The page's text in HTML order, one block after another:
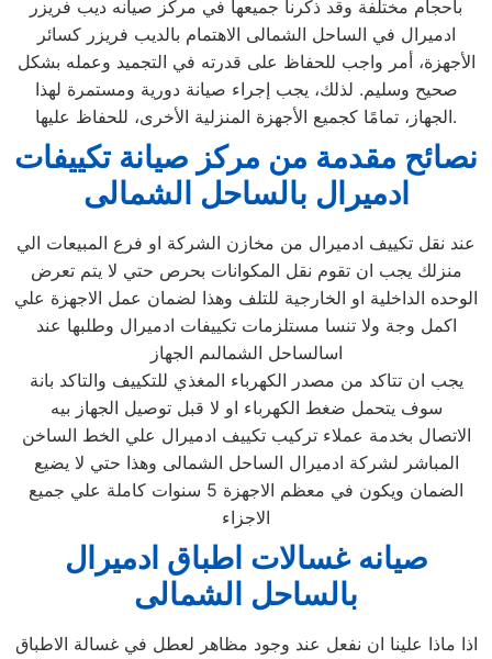
بأحجام مختلفة وقد ذكرنا جميعها في مركز صيانه ديب فريزر
ادميرال في الساحل الشمالى الاهتمام بالديب فريزر كسائر
الأجهزة، أمر واجب للحفاظ على قدرته في التجميد وعمله بشكل
صحيح وسليم. لذلك، يجب إجراء صيانة دورية ومستمرة لهذا
الجهاز، تمامًا كجميع الأجهزة المنزلية الأخرى، للحفاظ عليها.
نصائح مقدمة من مركز صيانة تكييفات
ادميرال بالساحل الشمالى
عند نقل تكييف ادميرال من مخازن الشركة او فرع المبيعات الي
منزلك يجب ان تقوم نقل المكوانات بحرص حتي لا يتم تعرض
الوحده الداخلية او الخارجية للتلف وهذا لضمان عمل الاجهزة علي
اكمل وجة ولا تنسا مستلزمات تكييفات ادميرال وطلبها عند
اسالساحل الشمالىم الجهاز
يجب ان تتاكد من مصدر الكهرباء المغذي للتكييف والتاكد بانة
سوف يتحمل ضغط الكهرباء او لا قبل توصيل الجهاز بيه
الاتصال بخدمة عملاء تركيب تكييف ادميرال علي الخط الساخن
المباشر لشركة ادميرال الساحل الشمالى وهذا حتي لا يضيع
الضمان ويكون في معظم الاجهزة 5 سنوات كاملة علي جميع
الاجزاء
صيانه غسالات اطباق ادميرال
بالساحل الشمالى
اذا ماذا علينا ان نفعل عند وجود مظاهر لعطل في غسالة الاطباق